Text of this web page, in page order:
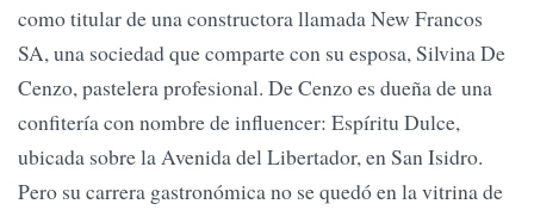
como titular de una constructora llamada New Francos
SA, una sociedad que comparte con su esposa, Silvina De
Cenzo, pastelera profesional. De Cenzo es dueña de una
confitería con nombre de influencer: Espíritu Dulce,
ubicada sobre la Avenida del Libertador, en San Isidro.
Pero su carrera gastronómica no se quedó en la vitrina de